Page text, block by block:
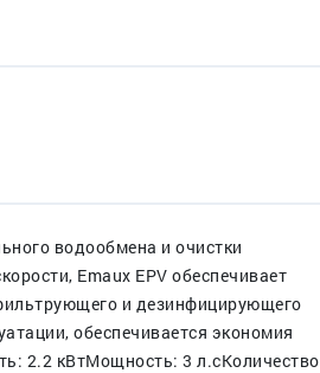
водообмена и очистки
Emaux EPV обеспечивает
и дезинфицирующего
обеспечивается экономия
2.2 кВтМощность: 3 л.сКоличество